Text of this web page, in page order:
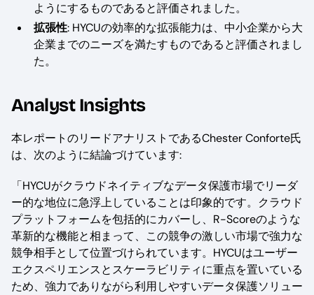
ようにするものであると評価されました。
拡張性: HYCUの効率的な拡張能力は、中小企業から大
企業までのニーズを満たすものであると評価されまし
た。
Analyst Insights
本レポートのリードアナリストであるChester Conforte氏
は、次のように結論づけています:
「HYCUがクラウドネイティブなデータ保護市場でリーダ
ー的な地位に急浮上していることは印象的です。クラウド
プラットフォームを包括的にカバーし、R-Scoreのような
革新的な機能と相まって、この競争の激しい市場で強力な
競争相手として位置づけられています。HYCUはユーザー
エクスペリエンスとスケーラビリティに重点を置いている
ため、強力でありながら利用しやすいデータ保護ソリュー